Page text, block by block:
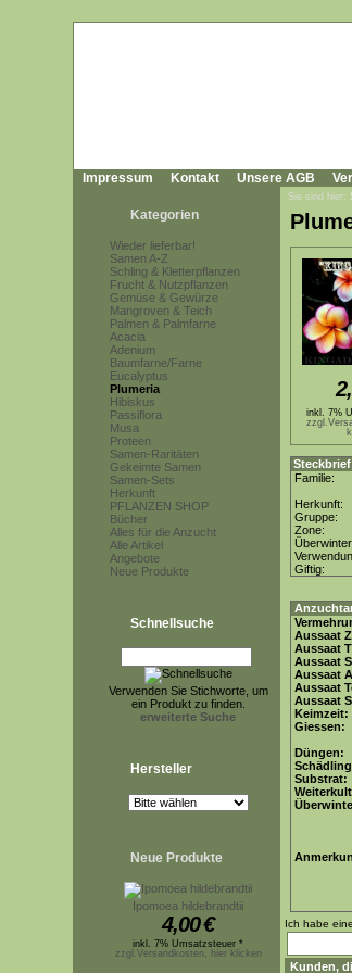
Impressum Kontakt Unsere AGB
Kategorien
Wieder lieferbar!
Samen A-Z
Schling & Kletterpflanzen
Frucht & Nutzpflanzen
Gemüse & Gewürze
Mangroven & Teich
Palmen & Palmfarne
Acacia
Adenium
Baumfarne/Farne
Eucalyptus
Plumeria
Hibiskus
Passiflora
Musa
Proteen
Samen-Raritäten
Gekeimte Samen
Samen-Sets
Herkunft
PFLANZEN SHOP
Bücher
Alles für die Anzucht
Alle Artikel
Angebote
Neue Produkte
Schnellsuche
Verwenden Sie Stichworte, um
ein Produkt zu finden.
erweiterte Suche
Hersteller
Neue Produkte
Ipomoea hildebrandtii
4,00€
inkl. 7% Umsatzsteuer *
zzgl.Versandkosten, hier klicken
Sie sind hier:
inkl. 7%
Steckbrief
Familie:
Herkunft:
Gruppe:
Zone:
Giftig:
Aussaat
Aussaat
Aussaat
Aussaat
Aussaat
Aussaat
Keimzeit:
Giessen:
Düngen:
Substrat:
Ich habe
Kunden,